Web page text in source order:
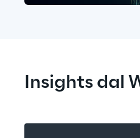
Insights dal